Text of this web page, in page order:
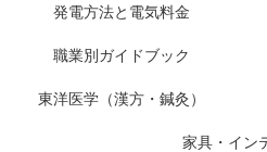
発電方法と電気料金
職業別ガイドブック
東洋医学（漢方・鍼灸）
家具・イン